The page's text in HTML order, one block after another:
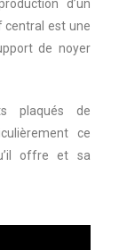
d’un
central est une
de noyer
plaqués de
ce
offre et sa